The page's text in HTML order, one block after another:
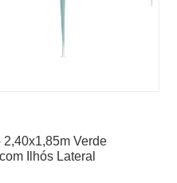
Verde
Ilhós Lateral